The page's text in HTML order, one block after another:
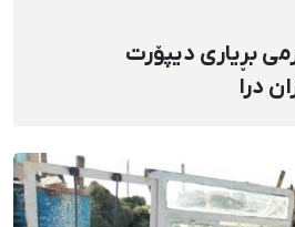
بڕیاری دیپۆرت
درا